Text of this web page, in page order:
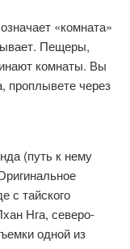
«комната»
Пещеры,
комнаты. Вы
проплывете через
(путь к нему
с тайского
Нга, северо-
одной из